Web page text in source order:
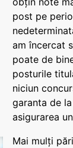
post pe
am încercat
poate de
posturile
niciun
garanta de
asigurarea
Mai mulți